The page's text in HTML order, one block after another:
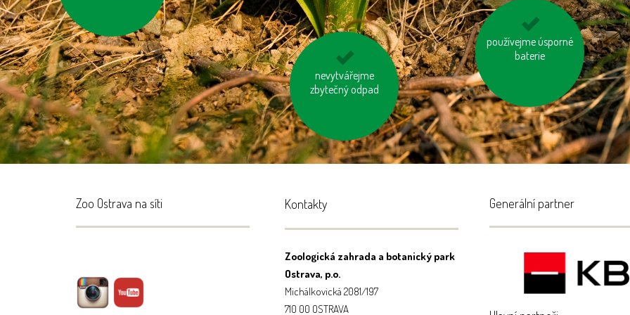
nevytvářejme
zbytečný odpad
kupujme výrobky
neobsahující palmový
používejme úsporné
baterie
zatepleme si dům
Zoo Ostrava na síti Kontakty
Zoologická zahrada a botanický park
Ostrava, p.o.
Michálkovická 2081/197
710 00 OSTRAVA
Generální partner